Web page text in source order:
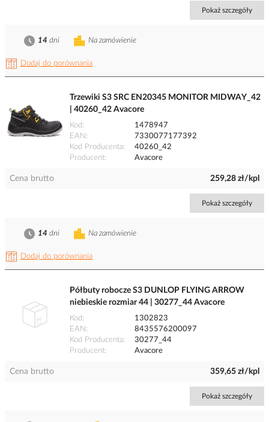
Pokaż szczegóły
Dodaj do porównania
Na zamówienie
14 dni
Trzewiki S3 SRC EN20345 MONITOR MIDWAY_42
| 40260_42 Avacore
Kod
1478947
EAN
7330077177392
Kod Producenta
40260_42
Producent
Avacore
Cena brutto 259,28 zł/kpl
Pokaż szczegóły
Dodaj do porównania
Na zamówienie
14 dni
Półbuty robocze S3 DUNLOP FLYING ARROW
niebieskie rozmiar 44 | 30277_44 Avacore
Kod
1302823
EAN
8435576200097
Kod Producenta
30277_44
Producent
Avacore
Cena brutto 359,65 zł/kpl
Pokaż szczegóły